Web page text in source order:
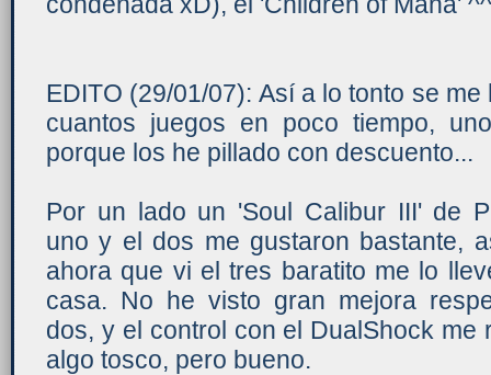
EDITO (29/01/07): Así a lo tonto se
cuantos juegos en poco tiempo,
porque los he pillado con descuento...
Por un lado un 'Soul Calibur III' de
uno y el dos me gustaron bastante,
ahora que vi el tres baratito me lo
casa. No he visto gran mejora
dos, y el control con el DualShock me
algo tosco, pero bueno.